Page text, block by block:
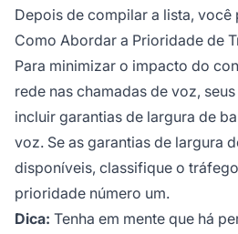
Depois de compilar a lista,
Como Abordar a Prioridade de
Para minimizar o impacto do
rede nas chamadas de voz,
incluir garantias de largura de
voz. Se as garantias de largura
disponíveis, classifique o
prioridade número um.
Dica: Tenha em mente que há